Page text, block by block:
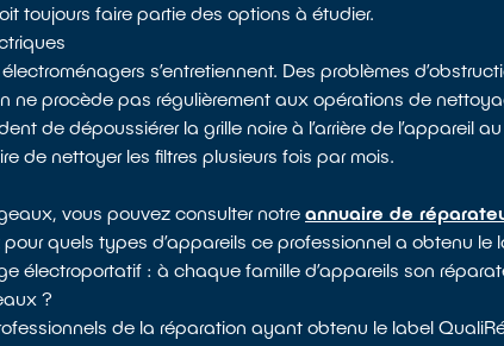
toujours faire partie des options à étudier.
s’entretiennent. Des problèmes
ne procède pas régulièrement aux opérations de
de dépoussiérer la grille noire à l’arrière de l’appareil
de nettoyer les filtres plusieurs fois par mois.
vous pouvez consulter notreannuaire de
quels types d’appareils ce professionnel a obtenu
électroportatif : à chaque famille d’appareils son
?
de la réparation ayant obtenu le label